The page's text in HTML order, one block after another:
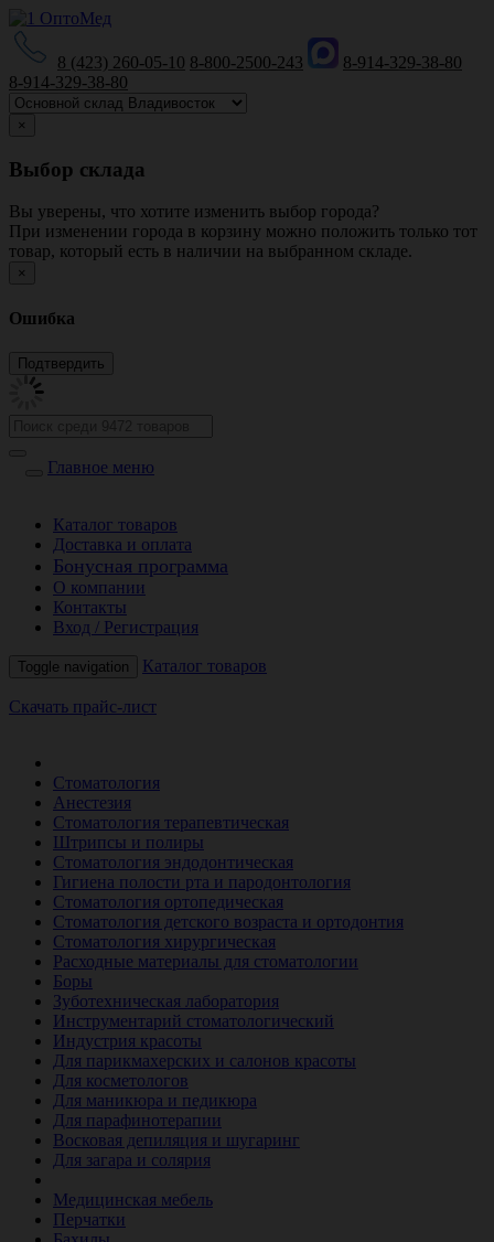
8 (423) 260-05-10 8-800-2500-243
8-914-329-38-80
8-914-329-38-80
×
Выбор склада
Вы уверены, что хотите изменить выбор города?
При изменении города в корзину можно положить только тот
товар, который есть в наличии на выбранном складе.
×
Ошибка
Главное меню
Каталог товаров
Доставка и оплата
Бонусная программа
О компании
Контакты
Вход / Регистрация
Toggle navigation Каталог товаров
Скачать прайс-лист
Стоматология
Анестезия
Стоматология терапевтическая
Штрипсы и полиры
Стоматология эндодонтическая
Гигиена полости рта и пародонтология
Стоматология ортопедическая
Стоматология детского возраста и ортодонтия
Стоматология хирургическая
Расходные материалы для стоматологии
Боры
Зуботехническая лаборатория
Инструментарий стоматологический
Индустрия красоты
Для парикмахерских и салонов красоты
Для косметологов
Для маникюра и педикюра
Для парафинотерапии
Восковая депиляция и шугаринг
Для загара и солярия
Медицинская мебель
Перчатки